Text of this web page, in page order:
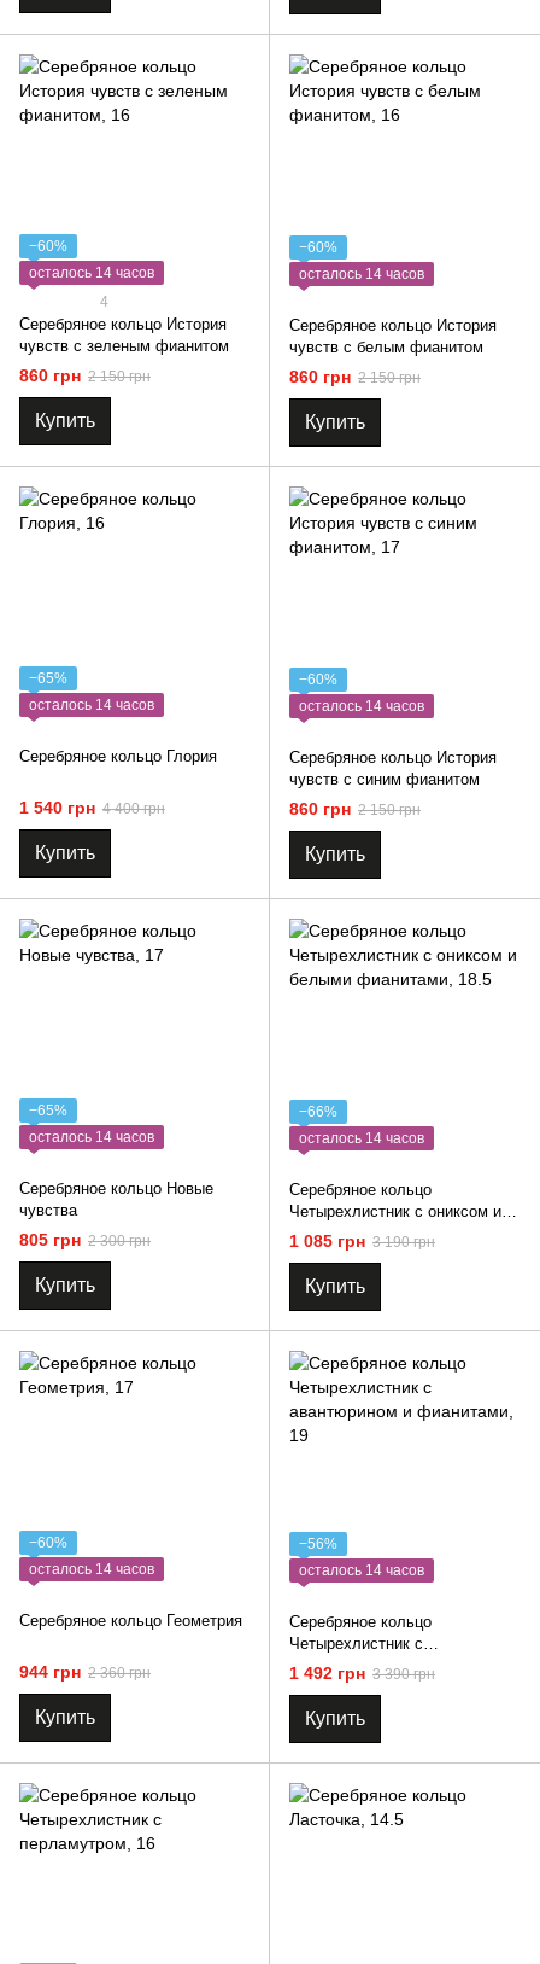
−60%
осталось 14 часов
4
Серебряное кольцо История
чувств с зеленым фианитом
860 грн 2 150 грн
Купить
−60%
осталось 14 часов
Серебряное кольцо История
чувств с белым фианитом
860 грн 2 150 грн
Купить
−65%
осталось 14 часов
Серебряное кольцо Глория
1 540 грн 4 400 грн
Купить
−60%
осталось 14 часов
Серебряное кольцо История
чувств с синим фианитом
860 грн 2 150 грн
Купить
−65%
осталось 14 часов
Серебряное кольцо Новые
чувства
805 грн 2 300 грн
Купить
−66%
осталось 14 часов
Серебряное кольцо
Четырехлистник с ониксом и
белыми фианитами
1 085 грн 3 190 грн
Купить
−60%
осталось 14 часов
Серебряное кольцо Геометрия
944 грн 2 360 грн
Купить
−56%
осталось 14 часов
Серебряное кольцо
Четырехлистник с
авантюрином и фианитами
1 492 грн 3 390 грн
Купить